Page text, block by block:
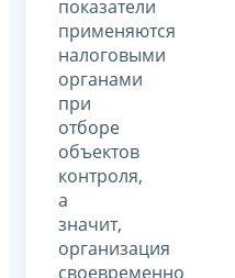
показатели
применяются
налоговыми
органами
при
отборе
объектов
контроля,
а
значит,
организация
своевременно